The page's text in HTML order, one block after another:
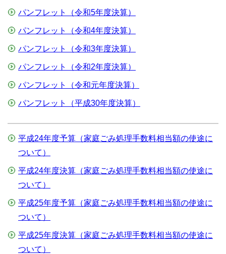
パンフレット（令和5年度決算）
パンフレット（令和4年度決算）
パンフレット（令和3年度決算）
パンフレット（令和2年度決算）
パンフレット（令和元年度決算）
パンフレット（平成30年度決算）
平成24年度予算（家庭ごみ処理手数料相当額の使途に
ついて）
平成24年度決算（家庭ごみ処理手数料相当額の使途に
ついて）
平成25年度予算（家庭ごみ処理手数料相当額の使途に
ついて）
平成25年度決算（家庭ごみ処理手数料相当額の使途に
ついて）